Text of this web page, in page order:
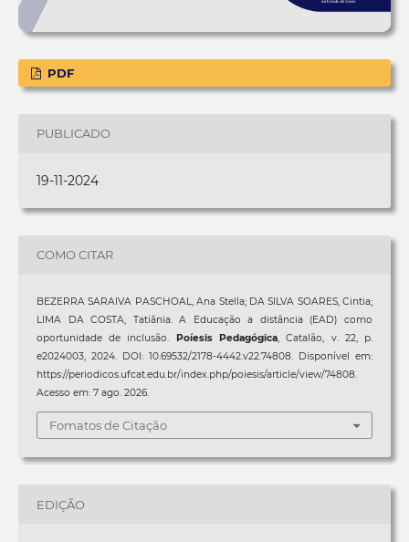
PDF
PUBLICADO
19-11-2024
COMO CITAR
BEZERRA SARAIVA PASCHOAL, Ana Stella; DA SILVA SOARES, Cintia;
LIMA DA COSTA, Tatiânia. A Educação a distância (EAD) como
oportunidade de inclusão. Poíesis Pedagógica, Catalão, v. 22, p.
e2024003, 2024. DOI: 10.69532/2178-4442.v22.74808. Disponível em:
https://periodicos.ufcat.edu.br/index.php/poiesis/article/view/74808.
Acesso em: 7 ago. 2026.
Fomatos de Citação
EDIÇÃO